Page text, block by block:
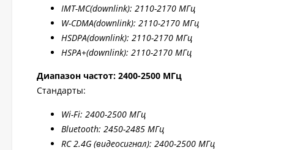
IMT-MC(downlink): 2110-2170 МГц
W-CDMA(downlink): 2110-2170 МГц
HSDPA(downlink): 2110-2170 МГц
HSPA+(downlink): 2110-2170 МГц
Диапазон частот: 2400-2500 МГц
Стандарты:
Wi-Fi: 2400-2500 МГц
Bluetooth: 2450-2485 МГц
RC 2.4G (видеосигнал): 2400-2500 МГц